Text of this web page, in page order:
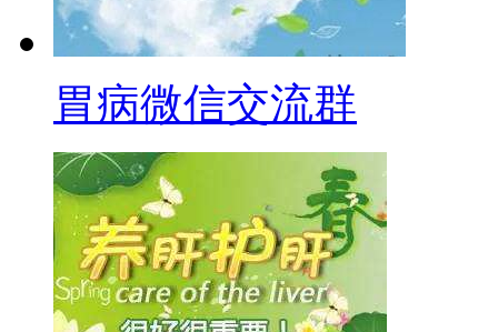
胃病微信交流群